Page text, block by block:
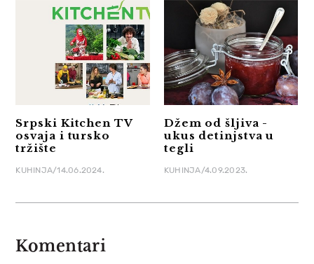
Srpski Kitchen TV
osvaja i tursko
tržište
KUHINJA/14.06.2024.
Džem od šljiva -
ukus detinjstva u
tegli
KUHINJA/4.09.2023.
Komentari